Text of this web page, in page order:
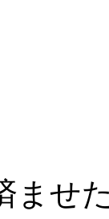
ませ